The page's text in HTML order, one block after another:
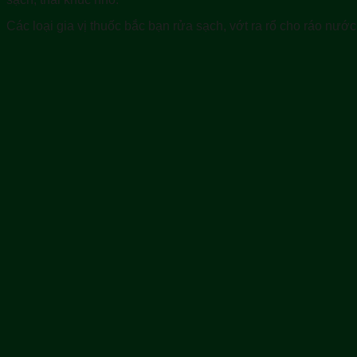
Các loại gia vị thuốc bắc bạn rửa sạch, vớt ra rổ cho ráo